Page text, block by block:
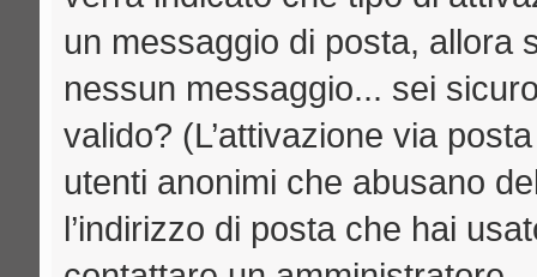
un messaggio di posta, allora
nessun messaggio... sei
valido? (L’attivazione via
utenti anonimi che abusano
l’indirizzo di posta che hai